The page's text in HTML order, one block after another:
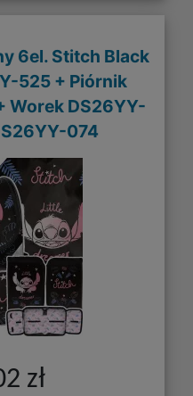
6el. Stitch Black
525 + Piórnik
Worek DS26YY-
074
zł